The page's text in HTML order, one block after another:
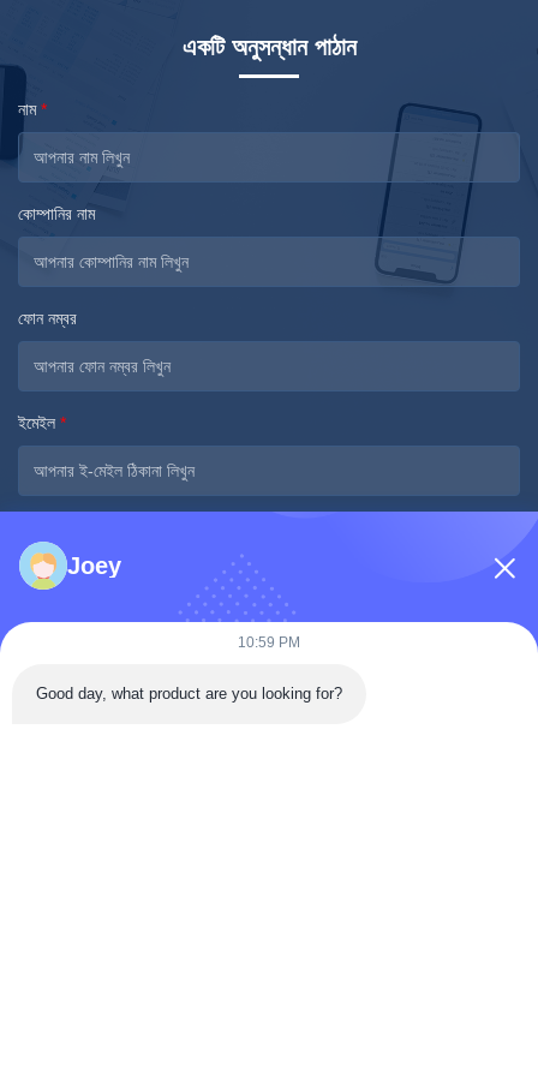
একটি অনুসন্ধান পাঠান
নাম*
কোম্পানির নাম
ফোন নম্বর
ইমেইল *
Joey
10:59 PM
Good day, what product are you looking for?